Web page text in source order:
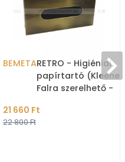
BEMETARETRO - Higiéniai
papírtartó
Falra szerelhető -
Bronz színű rozsd
21 660 Ft
22 800 Ft